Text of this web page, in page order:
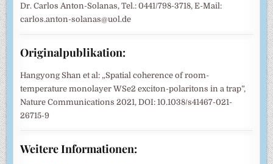
Dr. Carlos Anton-Solanas, Tel.: 0441/798-3718, E-Mail:
carlos.anton-solanas@uol.de
Originalpublikation:
Hangyong Shan et al: „Spatial coherence of room-
temperature monolayer WSe2 exciton-polaritons in a trap”,
Nature Communications 2021, DOI: 10.1038/s41467-021-
26715-9
Weitere Informationen: